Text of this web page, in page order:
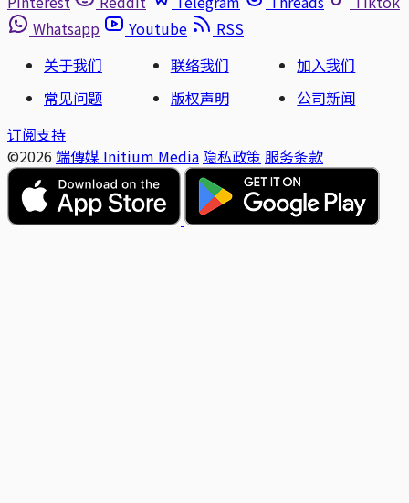
Whatsapp
Youtube
RSS
关于我们
联络我们
加入我们
常见问题
版权声明
公司新闻
订阅支持
©2026 端傳媒 Initium Media 隐私政策 服务条款